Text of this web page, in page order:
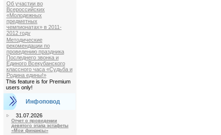
Об участии во
Всероссийских
«Молодежных
предметных
чемпионатах» в 2011-
2012 году
Методические
рекомендации по
проведению праздника
Последнего звонка и
Единого Всекубанского
классного часа «Судьба и
Родина едины!»
This feature is for Premium
users only!
Инфоповод
31.07.2026
Отчет о проведении
девятого этапа эстафеты
«Мои финансы»